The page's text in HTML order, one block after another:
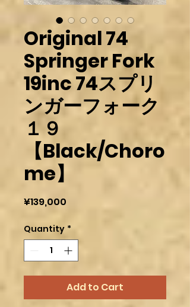
Original 74
Springer Fork
19inc 74スプリ
ンガーフォーク
１９
【Black/Choro
me】
¥139,000
Quantity *
Add to Cart